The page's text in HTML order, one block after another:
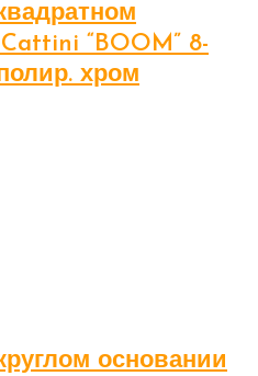
“BOOM” 8-
хром
основании